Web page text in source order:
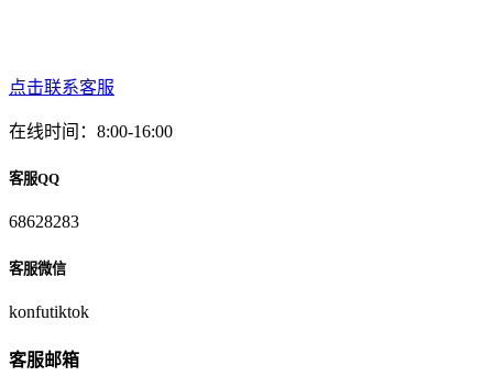
点击联系客服
在线时间：8:00-16:00
客服QQ
68628283
客服微信
konfutiktok
客服邮箱